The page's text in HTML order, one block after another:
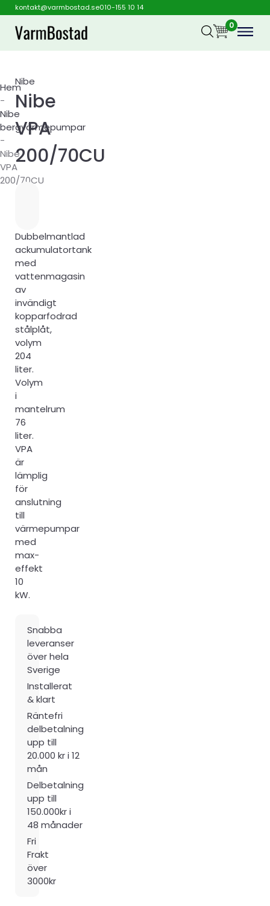
kontakt@varmbostad.se010-155 10 14
0
Hem
-
Nibe
bergvärmepumpar
-
Nibe
VPA
200/70CU
Nibe
Nibe
VPA
200/70CU
Dubbelmantlad
ackumulatortank
med
vattenmagasin
av
invändigt
kopparfodrad
stålplåt,
volym
204
liter.
Volym
i
mantelrum
76
liter.
VPA
är
lämplig
för
anslutning
till
värmepumpar
med
max-
effekt
10
kW.
Snabba
leveranser
över hela
Sverige
Installerat
& klart
Räntefri
delbetalning
upp till
20.000 kr i 12
mån
Delbetalning
upp till
150.000kr i
48 månader
Fri
Frakt
över
3000kr